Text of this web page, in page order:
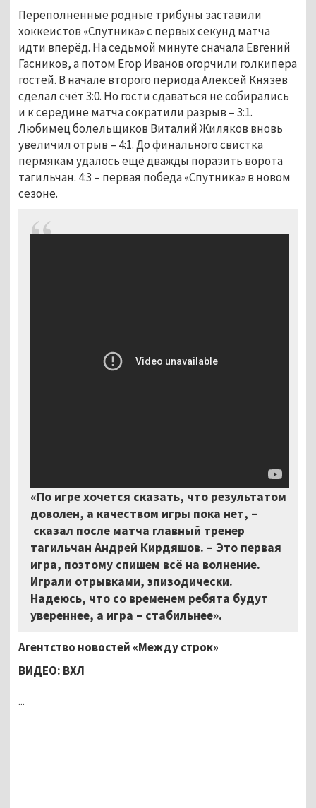
Переполненные родные трибуны заставили
хоккеистов «Спутника» с первых секунд матча
идти вперёд. На седьмой минуте сначала Евгений
Гасников, а потом Егор Иванов огорчили голкипера
гостей. В начале второго периода Алексей Князев
сделал счёт 3:0. Но гости сдаваться не собирались
и к середине матча сократили разрыв – 3:1.
Любимец болельщиков Виталий Жиляков вновь
увеличил отрыв – 4:1. До финального свистка
пермякам удалось ещё дважды поразить ворота
тагильчан. 4:3 – первая победа «Спутника» в новом
сезоне.
«По игре хочется сказать, что результатом
доволен, а качеством игры пока нет, –
сказал после матча главный тренер
тагильчан Андрей Кирдяшов. – Это первая
игра, поэтому спишем всё на волнение.
Играли отрывками, эпизодически.
Надеюсь, что со временем ребята будут
увереннее, а игра – стабильнее».
Агентство новостей «Между строк»
ВИДЕО: ВХЛ
...